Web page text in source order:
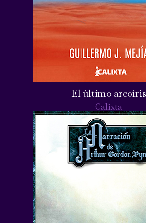
El último arcoíris
Calixta